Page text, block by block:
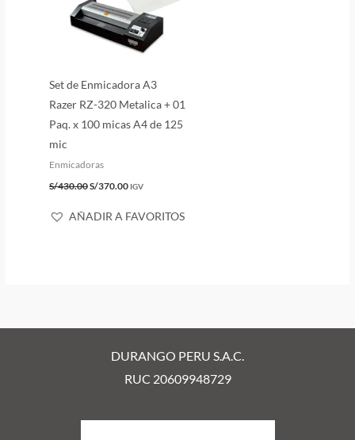
Set de Enmicadora A3
Razer RZ-320 Metalica + 01
Paq. x 100 micas A4 de 125
mic
Enmicadoras
S/430.00S/370.00 IGV
AÑADIR A FAVORITOS
DURANGO PERU S.A.C.
RUC 20609948729